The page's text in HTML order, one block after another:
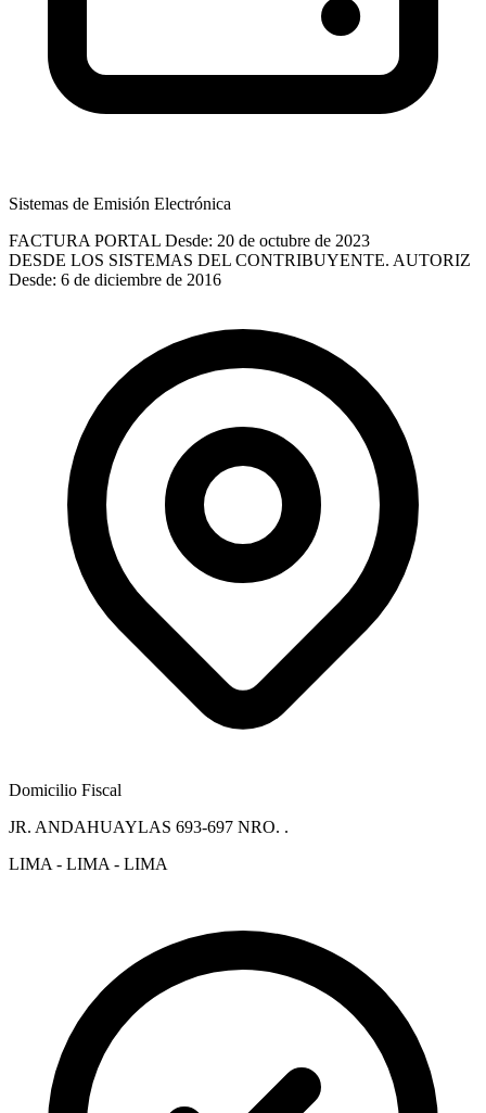
Sistemas de Emisión Electrónica
FACTURA PORTAL Desde: 20 de octubre de 2023
DESDE LOS SISTEMAS DEL CONTRIBUYENTE. AUTORIZ
Desde: 6 de diciembre de 2016
Domicilio Fiscal
JR. ANDAHUAYLAS 693-697 NRO. .
LIMA - LIMA - LIMA